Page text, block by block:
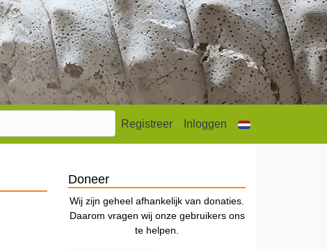
Registreer Inloggen
Doneer
Wij zijn geheel afhankelijk van donaties.
Daarom vragen wij onze gebruikers ons
te helpen.